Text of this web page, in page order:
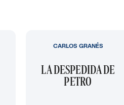
LA DESPEDIDA DE
PETRO
CARLOS GRANÉS